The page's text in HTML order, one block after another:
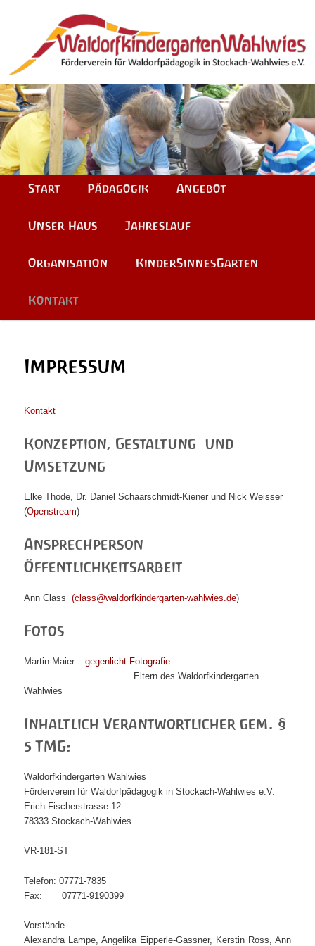
Hauptmenü
Zum
Zum
Start Pädagogik Angebot
Unser Haus Jahreslauf
Organisation KinderSinnesGarten
Kontakt
Impressum
Kontakt
Konzeption, Gestaltung und
Umsetzung
Elke Thode, Dr. Daniel Schaarschmidt-Kiener und Nick Weisser
(Openstream)
Ansprechperson
Öffentlichkeitsarbeit
Ann Class(class@waldorfkindergarten-wahlwies.de)
Fotos
Martin Maier –gegenlicht:Fotografie
Eltern des Waldorfkindergarten
Wahlwies
Inhaltlich Verantwortlicher gem. §
5 TMG:
Waldorfkindergarten Wahlwies
Förderverein für Waldorfpädagogik in Stockach-Wahlwies e.V.
Erich-Fischerstrasse 12
78333 Stockach-Wahlwies
VR-181-ST
Telefon: 07771-7835
Fax: 07771-9190399
Vorstände
Alexandra Lampe, Angelika Eipperle-Gassner, Kerstin Ross, Ann